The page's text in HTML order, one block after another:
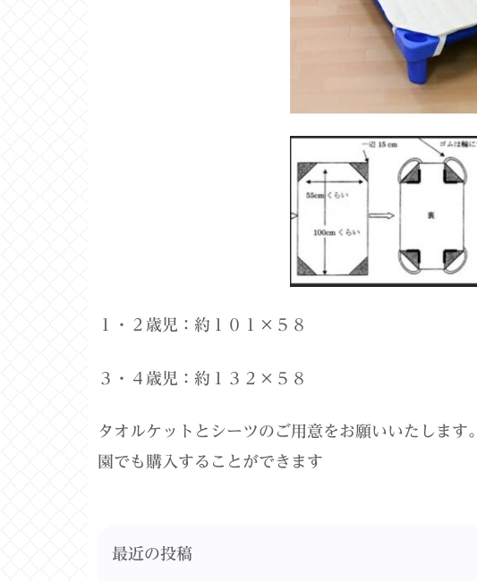
１・２歳児：約１０１×５８
３・４歳児：約１３２×５８
タオルケットとシーツのご用意をお願いいたします。
園でも購入することができます
最近の投稿